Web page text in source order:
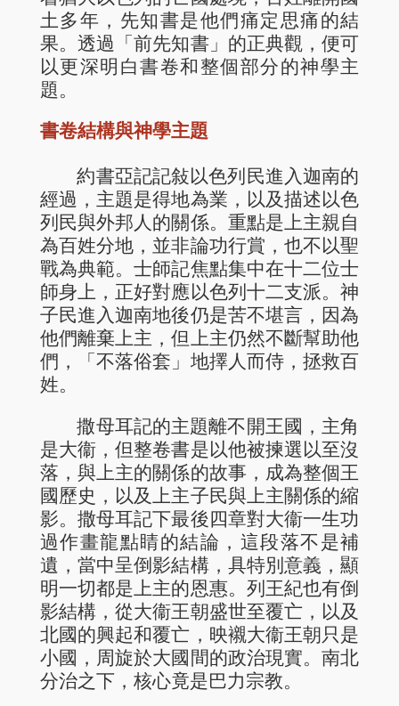
土多年，先知書是他們痛定思痛的結
果。透過「前先知書」的正典觀，便可
以更深明白書卷和整個部分的神學主
題。
書卷結構與神學主題
約書亞記記敍以色列民進入迦南的
經過，主題是得地為業，以及描述以色
列民與外邦人的關係。重點是上主親自
為百姓分地，並非論功行賞，也不以聖
戰為典範。士師記焦點集中在十二位士
師身上，正好對應以色列十二支派。神
子民進入迦南地後仍是苦不堪言，因為
他們離棄上主，但上主仍然不斷幫助他
們，「不落俗套」地擇人而侍，拯救百
姓。
撒母耳記的主題離不開王國，主角
是大衞，但整卷書是以他被揀選以至沒
落，與上主的關係的故事，成為整個王
國歷史，以及上主子民與上主關係的縮
影。撒母耳記下最後四章對大衞一生功
過作畫龍點睛的結論，這段落不是補
遺，當中呈倒影結構，具特別意義，顯
明一切都是上主的恩惠。列王紀也有倒
影結構，從大衞王朝盛世至覆亡，以及
北國的興起和覆亡，映襯大衞王朝只是
小國，周旋於大國間的政治現實。南北
分治之下，核心竟是巴力宗教。